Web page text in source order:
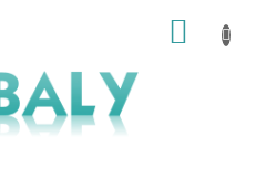
KOŠÍK